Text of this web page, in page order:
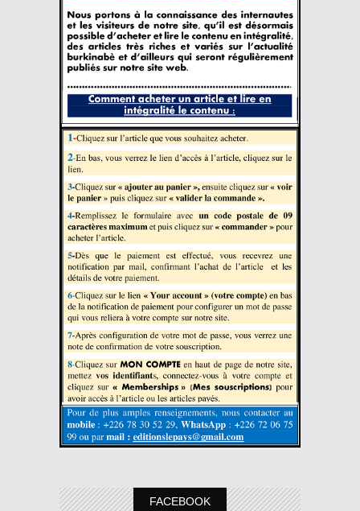
FACEBOOK